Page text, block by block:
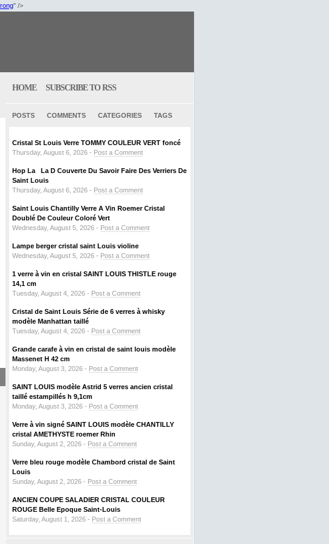
" />
HOME SUBSCRIBE TO RSS
POSTS COMMENTS CATEGORIES TAGS
Cristal St Louis Verre TOMMY COULEUR VERT foncé
Thursday, August 6, 2026 - Post a Comment
Hop La La D Couverte Du Savoir Faire Des Verriers De
Saint Louis
Thursday, August 6, 2026 - Post a Comment
Saint Louis Chantilly Verre A Vin Roemer Cristal
Doublé De Couleur Coloré Vert
Wednesday, August 5, 2026 - Post a Comment
Lampe berger cristal saint Louis violine
Wednesday, August 5, 2026 - Post a Comment
1 verre à vin en cristal SAINT LOUIS THISTLE rouge
14,1 cm
Tuesday, August 4, 2026 - Post a Comment
Cristal de Saint Louis Série de 6 verres à whisky
modèle Manhattan taillé
Tuesday, August 4, 2026 - Post a Comment
Grande carafe à vin en cristal de saint louis modèle
Massenet H 42 cm
Monday, August 3, 2026 - Post a Comment
SAINT LOUIS modèle Astrid 5 verres ancien cristal
taillé estampillés h 9,1cm
Monday, August 3, 2026 - Post a Comment
Verre à vin signé SAINT LOUIS modèle CHANTILLY
cristal AMETHYSTE roemer Rhin
Sunday, August 2, 2026 - Post a Comment
Verre bleu rouge modèle Chambord cristal de Saint
Louis
Sunday, August 2, 2026 - Post a Comment
ANCIEN COUPE SALADIER CRISTAL COULEUR
ROUGE Belle Epoque Saint-Louis
Saturday, August 1, 2026 - Post a Comment